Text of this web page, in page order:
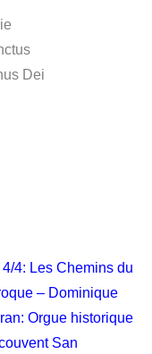
Dei
4/4: Les Chemins du
– Dominique
Orgue historique
San